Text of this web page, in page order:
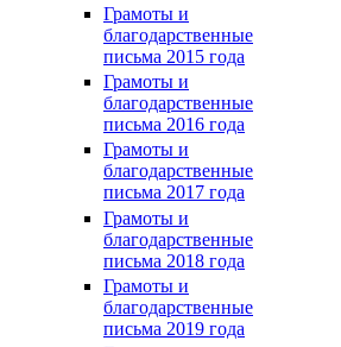
Грамоты и
благодарственные
письма 2015 года
Грамоты и
благодарственные
письма 2016 года
Грамоты и
благодарственные
письма 2017 года
Грамоты и
благодарственные
письма 2018 года
Грамоты и
благодарственные
письма 2019 года